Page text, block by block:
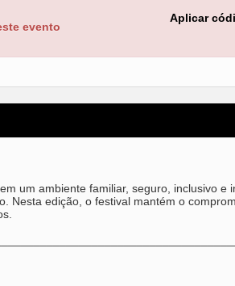
Aplicar
evento
um ambiente familiar, seguro, inclusivo e
Nesta edição, o festival mantém o